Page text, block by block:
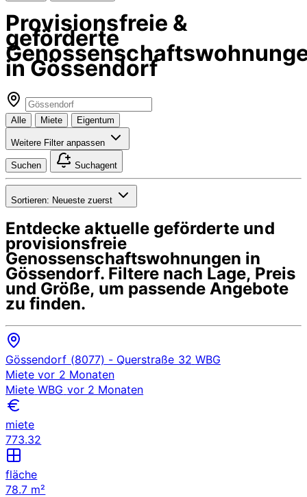
Provisionsfreie &
geförderte
in Gössendorf
Alle Miete Eigentum
Weitere Filter anpassen
Suchen Suchagent
Sortieren: Neueste zuerst
Entdecke aktuelle geförderte und
provisionsfreie
Genossenschaftswohnungen in
Gössendorf. Filtere nach Lage, Preis
und Größe, um passende Angebote
zu finden.
Gössendorf (8077) - Querstraße 32 WBG
Miete vor 2 Monaten
Miete WBG vor 2 Monaten
miete
773.32
fläche
78.7 m²